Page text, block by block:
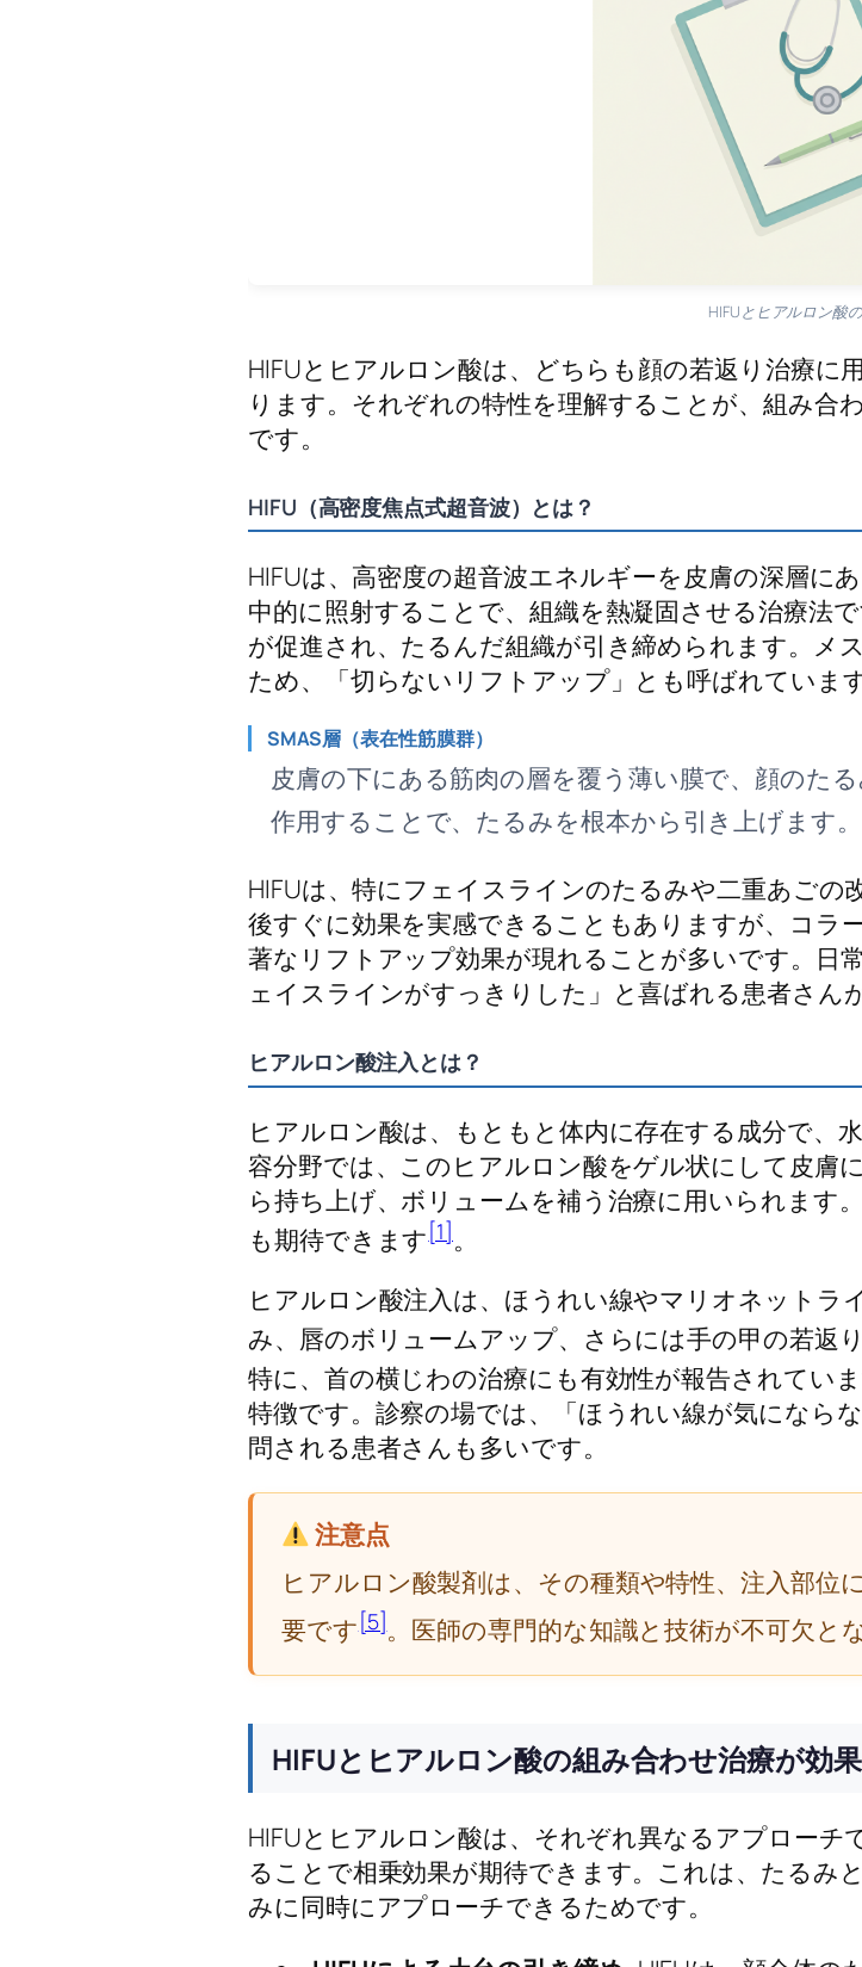
HIFUとヒアルロン酸
HIFUとヒアルロン酸は、どちらも顔の若返り治療に
ります。それぞれの特性を理解することが、組み合
です。
HIFU（高密度焦点式超音波）とは？
HIFUは、高密度の超音波エネルギーを皮膚の深層に
中的に照射することで、組織を熱凝固させる治療法
が促進され、たるんだ組織が引き締められます。メ
ため、「切らないリフトアップ」とも呼ばれています
SMAS層（表在性筋膜群）
皮膚の下にある筋肉の層を覆う薄い膜で、顔のた
作用することで、たるみを根本から引き上げます。
HIFUは、特にフェイスラインのたるみや二重あご
後すぐに効果を実感できることもありますが、コラ
著なリフトアップ効果が現れることが多いです。日
ェイスラインがすっきりした」と喜ばれる患者さん
ヒアルロン酸注入とは？
ヒアルロン酸は、もともと体内に存在する成分で、
容分野では、このヒアルロン酸をゲル状にして皮膚
ら持ち上げ、ボリュームを補う治療に用いられます
も期待できます[1]。
ヒアルロン酸注入は、ほうれい線やマリオネット
み、唇のボリュームアップ、さらには手の甲の若返
特に、首の横じわの治療にも有効性が報告されてい
特徴です。診察の場では、「ほうれい線が気になら
問される患者さんも多いです。
注意点
ヒアルロン酸製剤は、その種類や特性、注入部位
要です[5]。医師の専門的な知識と技術が不可欠と
HIFUとヒアルロン酸の組み合わせ治療が効
HIFUとヒアルロン酸は、それぞれ異なるアプロー
ることで相乗効果が期待できます。これは、たるみ
みに同時にアプローチできるためです。